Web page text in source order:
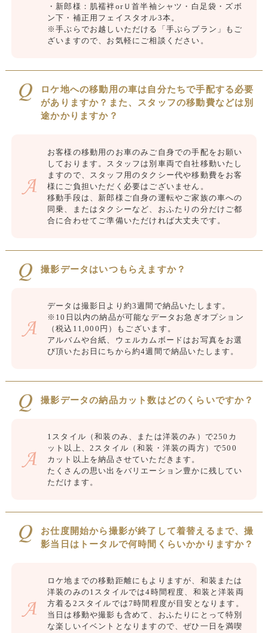
・新郎様：肌襦袢orＵ首半袖シャツ・白足袋・ズボ
ン下・補正用フェイスタオル3本。
※手ぶらでお越しいただける「手ぶらプラン」もご
ざいますので、お気軽にご相談ください。
ロケ地への移動用の車は自分たちで手配する必要
がありますか？また、スタッフの移動費などは別
途かかりますか？
お客様の移動用のお車のみご自身での手配をお願い
しております。スタッフは別車両で自社移動いたし
ますので、スタッフ用のタクシー代や移動費をお客
様にご負担いただく必要はございません。
移動手段は、新郎様ご自身の運転やご家族の車への
同乗、またはタクシーなど、おふたりの分だけご都
合に合わせてご準備いただければ大丈夫です。
撮影データはいつもらえますか？
データは撮影日より約3週間で納品いたします。
※10日以内の納品が可能なデータお急ぎオプション
（税込11,000円）もございます。
アルバムや台紙、ウェルカムボードはお写真をお選
び頂いたお日にちから約4週間で納品いたします。
撮影データの納品カット数はどのくらいですか？
1スタイル（和装のみ、または洋装のみ）で250カ
ット以上、2スタイル（和装・洋装の両方）で500
カット以上を納品させていただきます。
たくさんの思い出をバリエーション豊かに残してい
ただけます。
お仕度開始から撮影が終了して着替えるまで、撮
影当日はトータルで何時間くらいかかりますか？
ロケ地までの移動距離にもよりますが、和装または
洋装のみの1スタイルでは4時間程度、和装と洋装両
方着る2スタイルでは7時間程度が目安となります。
当日は移動や撮影も含めて、おふたりにとって特別
な楽しいイベントとなりますので、ぜひ一日を満喫